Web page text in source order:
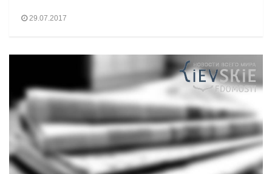
29.07.2017